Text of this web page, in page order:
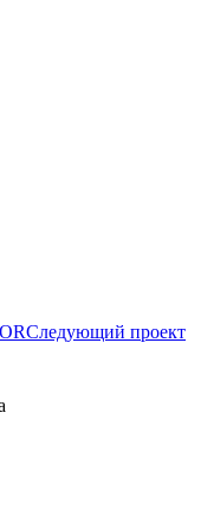
Следующий проект